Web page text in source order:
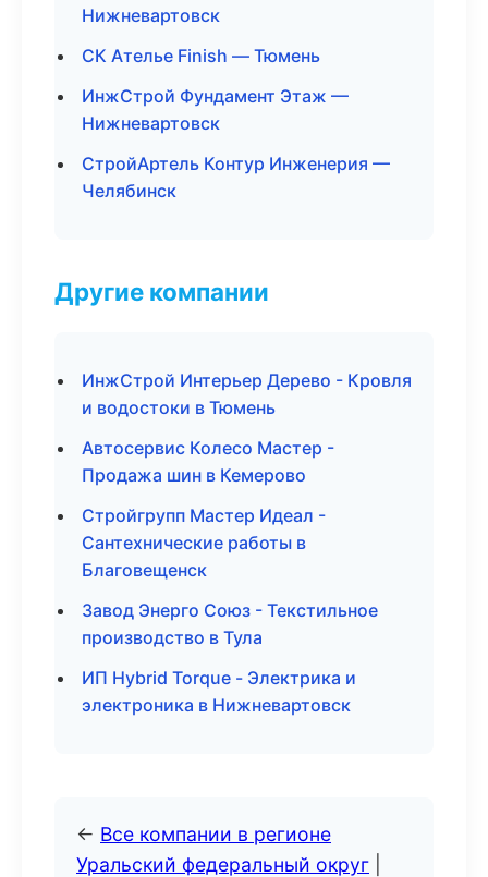
Нижневартовск
СК Ателье Finish — Тюмень
ИнжСтрой Фундамент Этаж —
Нижневартовск
СтройАртель Контур Инженерия —
Челябинск
Другие компании
ИнжСтрой Интерьер Дерево - Кровля
и водостоки в Тюмень
Автосервис Колесо Мастер -
Продажа шин в Кемерово
Стройгрупп Мастер Идеал -
Сантехнические работы в
Благовещенск
Завод Энерго Союз - Текстильное
производство в Тула
ИП Hybrid Torque - Электрика и
электроника в Нижневартовск
← Все компании в регионе
Уральский федеральный округ